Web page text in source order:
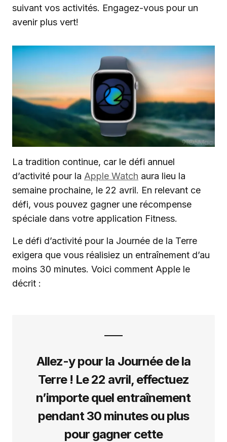
suivant vos activités. Engagez-vous pour un
avenir plus vert!
La tradition continue, car le défi annuel
d’activité pour la Apple Watch aura lieu la
semaine prochaine, le 22 avril. En relevant ce
défi, vous pouvez gagner une récompense
spéciale dans votre application Fitness.
Le défi d’activité pour la Journée de la Terre
exigera que vous réalisiez un entraînement d’au
moins 30 minutes. Voici comment Apple le
décrit :
Allez-y pour la Journée de la
Terre ! Le 22 avril, effectuez
n’importe quel entraînement
pendant 30 minutes ou plus
pour gagner cette